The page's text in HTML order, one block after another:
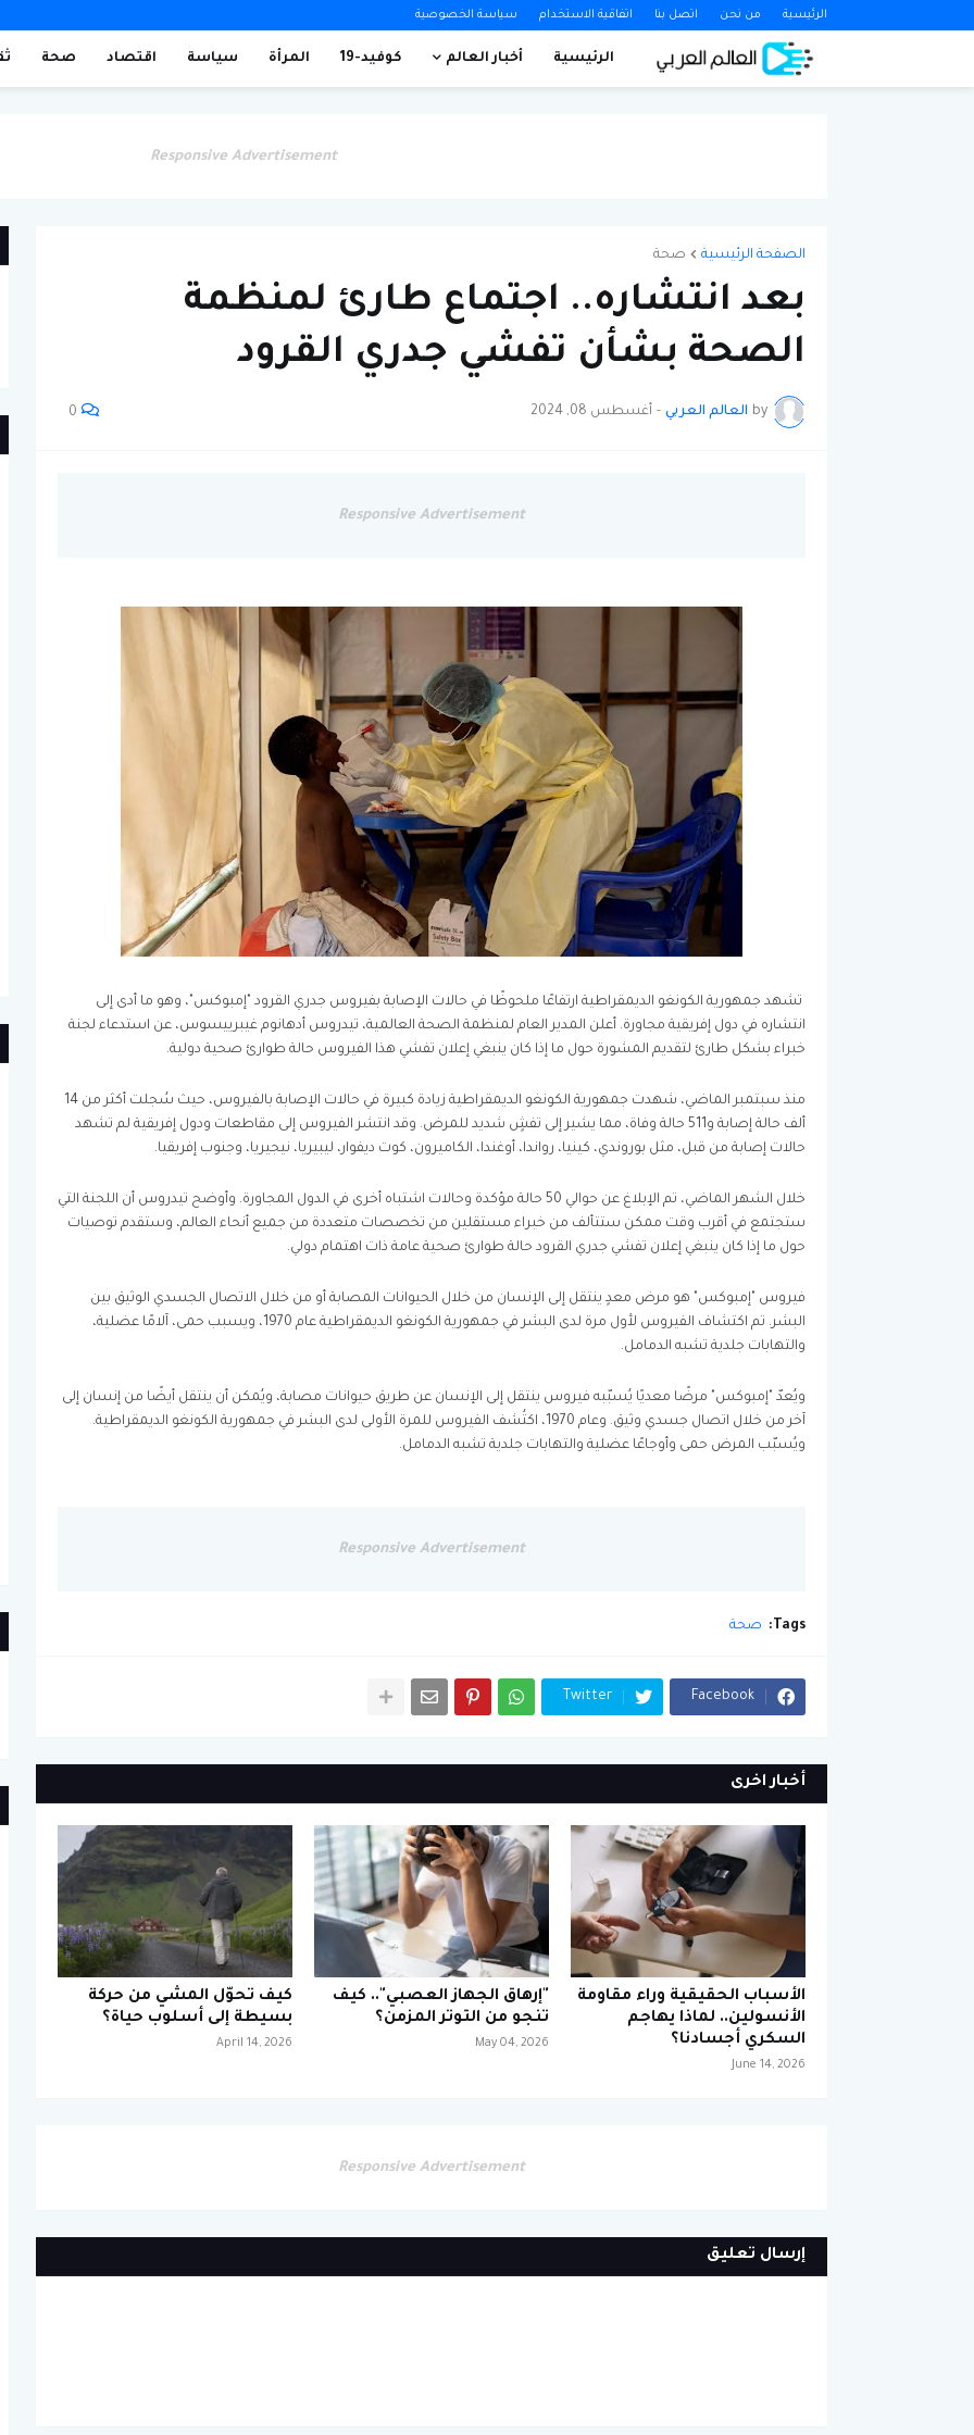
الرئيسية من نحن اتصل بنا اتفاقية الاستخدام سياسة الخصوصية
الرئيسية أخبار العالم كوفيد-19 المرأة سياسة اقتصاد صحة
Responsive Advertisement
الصفحة الرئيسية صحة
بعد انتشاره.. اجتماع طارئ لمنظمة
الصحة بشأن تفشي جدري القرود
by العالم العربي - أغسطس 08, 2024 0
Responsive Advertisement
تشهد جمهورية الكونغو الديمقراطية ارتفاعًا ملحوظًا في حالات الإصابة بفيروس جدري القرود "إمبوكس"، وهو ما أدى إلى
انتشاره في دول إفريقية مجاورة. أعلن المدير العام لمنظمة الصحة العالمية، تيدروس أدهانوم غيبرييسوس، عن استدعاء لجنة
خبراء بشكل طارئ لتقديم المشورة حول ما إذا كان ينبغي إعلان تفشي هذا الفيروس حالة طوارئ صحية دولية.
منذ سبتمبر الماضي، شهدت جمهورية الكونغو الديمقراطية زيادة كبيرة في حالات الإصابة بالفيروس، حيث سُجلت أكثر من 14
ألف حالة إصابة و511 حالة وفاة، مما يشير إلى تفشٍ شديد للمرض. وقد انتشر الفيروس إلى مقاطعات ودول إفريقية لم تشهد
حالات إصابة من قبل، مثل بوروندي، كينيا، رواندا، أوغندا، الكاميرون، كوت ديفوار، ليبيريا، نيجيريا، وجنوب إفريقيا.
خلال الشهر الماضي، تم الإبلاغ عن حوالي 50 حالة مؤكدة وحالات اشتباه أخرى في الدول المجاورة. وأوضح تيدروس أن اللجنة التي
ستجتمع في أقرب وقت ممكن ستتألف من خبراء مستقلين من تخصصات متعددة من جميع أنحاء العالم، وستقدم توصيات
حول ما إذا كان ينبغي إعلان تفشي جدري القرود حالة طوارئ صحية عامة ذات اهتمام دولي.
فيروس "إمبوكس" هو مرض معدٍ ينتقل إلى الإنسان من خلال الحيوانات المصابة أو من خلال الاتصال الجسدي الوثيق بين
البشر. تم اكتشاف الفيروس لأول مرة لدى البشر في جمهورية الكونغو الديمقراطية عام 1970، ويسبب حمى، آلامًا عضلية،
والتهابات جلدية تشبه الدمامل.
ويُعدّ "إمبوكس" مرضًا معديًا يُسبّبه فيروس ينتقل إلى الإنسان عن طريق حيوانات مصابة، ويُمكن أن ينتقل أيضًا من إنسان إلى
آخر من خلال اتصال جسدي وثيق. وعام 1970، اكتُشف الفيروس للمرة الأولى لدى البشر في جمهورية الكونغو الديمقراطية.
ويُسبّب المرض حمى وأوجاعًا عضلية والتهابات جلدية تشبه الدمامل.
Responsive Advertisement
Tags: صحة
Facebook
Twitter
أخبار اخرى
الأسباب الحقيقية وراء مقاومة
الأنسولين.. لماذا يهاجم
السكري أجسادنا؟
June 14, 2026
"إرهاق الجهاز العصبي".. كيف
تنجو من التوتر المزمن؟
May 04, 2026
كيف تحوّل المشي من حركة
بسيطة إلى أسلوب حياة؟
April 14, 2026
Responsive Advertisement
إرسال تعليق